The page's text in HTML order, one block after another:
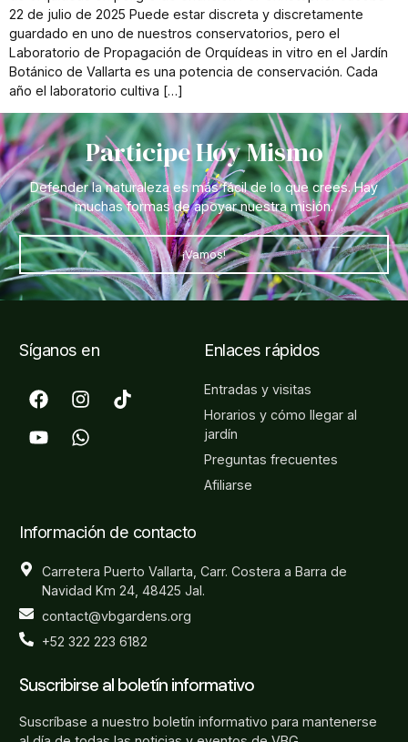
22 de julio de 2025 Puede estar discreta y discretamente
guardado en uno de nuestros conservatorios, pero el
Laboratorio de Propagación de Orquídeas in vitro en el Jardín
Botánico de Vallarta es una potencia de conservación. Cada
año el laboratorio cultiva […]
Participe Hoy Mismo
Defender la naturaleza es más fácil de lo que crees. Hay
muchas formas de apoyar nuestra misión.
¡Vamos!
Síganos en Enlaces rápidos
Entradas y visitas
Horarios y cómo llegar al
jardín
Preguntas frecuentes
Afiliarse
Información de contacto
Carretera Puerto Vallarta, Carr. Costera a Barra de
Navidad Km 24, 48425 Jal.
contact@vbgardens.org
+52 322 223 6182
Suscribirse al boletín informativo
Suscríbase a nuestro boletín informativo para mantenerse